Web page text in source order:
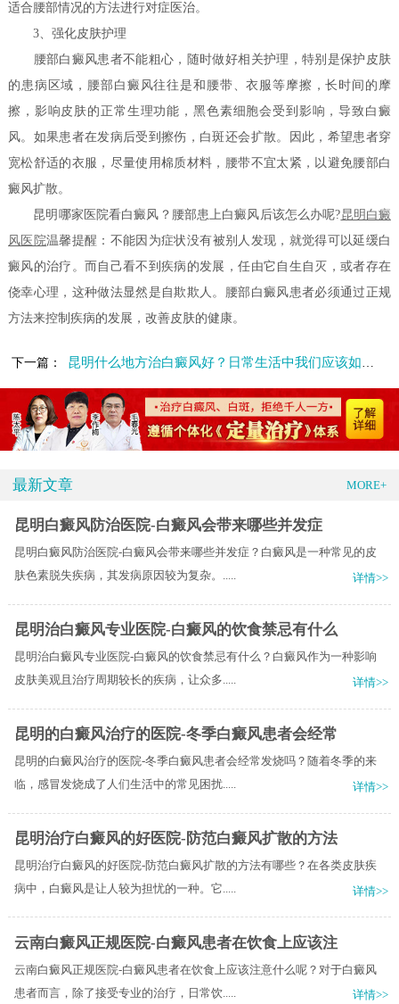
适合腰部情况的方法进行对症医治。
3、强化皮肤护理
腰部白癜风患者不能粗心，随时做好相关护理，特别是保护皮肤
的患病区域，腰部白癜风往往是和腰带、衣服等摩擦，长时间的摩
擦，影响皮肤的正常生理功能，黑色素细胞会受到影响，导致白癜
风。如果患者在发病后受到擦伤，白斑还会扩散。因此，希望患者穿
宽松舒适的衣服，尽量使用棉质材料，腰带不宜太紧，以避免腰部白
癜风扩散。
昆明哪家医院看白癜风？腰部患上白癜风后该怎么办呢?昆明白癜
风医院温馨提醒：不能因为症状没有被别人发现，就觉得可以延缓白
癜风的治疗。而自己看不到疾病的发展，任由它自生自灭，或者存在
侥幸心理，这种做法显然是自欺欺人。腰部白癜风患者必须通过正规
方法来控制疾病的发展，改善皮肤的健康。
下一篇： 昆明什么地方治白癜风好？日常生活中我们应该如何护理头部白癜风
最新文章 MORE+
昆明白癜风防治医院-白癜风会带来哪些并发症
昆明白癜风防治医院-白癜风会带来哪些并发症？白癜风是一种常见的皮
肤色素脱失疾病，其发病原因较为复杂。.....
详情>>
昆明治白癜风专业医院-白癜风的饮食禁忌有什么
昆明治白癜风专业医院-白癜风的饮食禁忌有什么？白癜风作为一种影响
皮肤美观且治疗周期较长的疾病，让众多.....
详情>>
昆明的白癜风治疗的医院-冬季白癜风患者会经常
昆明的白癜风治疗的医院-冬季白癜风患者会经常发烧吗？随着冬季的来
临，感冒发烧成了人们生活中的常见困扰.....
详情>>
昆明治疗白癜风的好医院-防范白癜风扩散的方法
昆明治疗白癜风的好医院-防范白癜风扩散的方法有哪些？在各类皮肤疾
病中，白癜风是让人较为担忧的一种。它.....
详情>>
云南白癜风正规医院-白癜风患者在饮食上应该注
云南白癜风正规医院-白癜风患者在饮食上应该注意什么呢？对于白癜风
患者而言，除了接受专业的治疗，日常饮.....
详情>>